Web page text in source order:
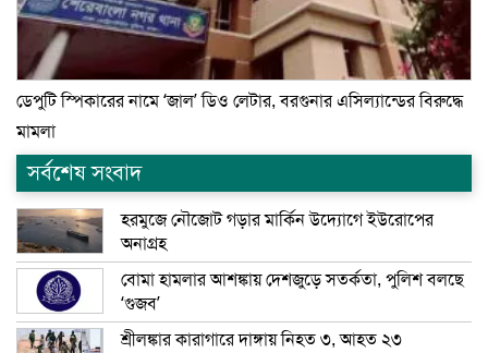
ডেপুটি স্পিকারের নামে ‘জাল’ ডিও লেটার, বরগুনার এসিল্যান্ডের বিরুদ্ধে
মামলা
সর্বশেষ সংবাদ
হরমুজে নৌজোট গড়ার মার্কিন উদ্যোগে ইউরোপের
অনাগ্রহ
বোমা হামলার আশঙ্কায় দেশজুড়ে সতর্কতা, পুলিশ বলছে
‘গুজব’
শ্রীলঙ্কার কারাগারে দাঙ্গায় নিহত ৩, আহত ২৩